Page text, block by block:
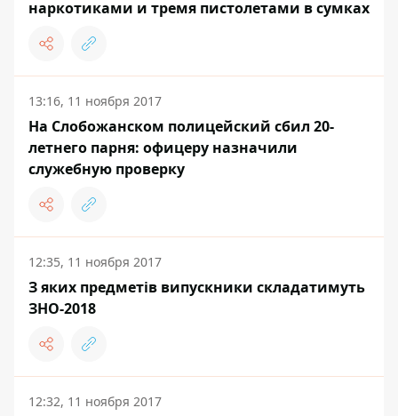
наркотиками и тремя пистолетами в сумках
13:16, 11 ноября 2017
На Слобожанском полицейский сбил 20-
летнего парня: офицеру назначили
служебную проверку
12:35, 11 ноября 2017
З яких предметів випускники складатимуть
ЗНО-2018
12:32, 11 ноября 2017